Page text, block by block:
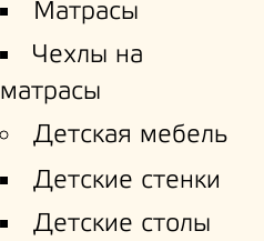
Матрасы
Чехлы на
матрасы
Детская мебель
Детские стенки
Детские столы